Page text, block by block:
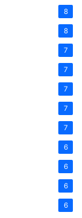
8
8
7
7
7
7
7
6
6
6
6